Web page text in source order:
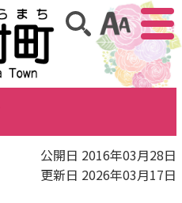
アクセ
サイト内検索
公開日 2016年03月28日
更新日 2026年03月17日